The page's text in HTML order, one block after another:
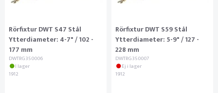
Rörfixtur DWT S47 Stål
Ytterdiameter: 4-7" / 102 -
177 mm
DWTRG350006
I lager
1912
Rörfixtur DWT S59 Stål
Ytterdiameter: 5-9" / 127 -
228 mm
DWTRG350007
Ej i lager
1912